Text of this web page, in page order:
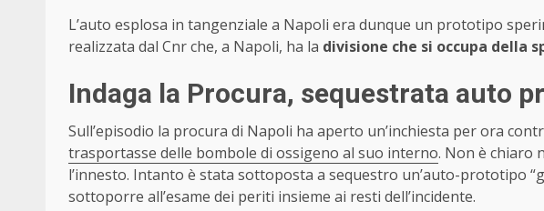
L’auto esplosa in tangenziale a Napoli era dunque un prototipo
realizzata dal Cnr che, a Napoli, ha la divisione che si occupa della
Indaga la Procura, sequestrata auto
Sull’episodio la procura di Napoli ha aperto un’inchiesta per ora
trasportasse delle bombole di ossigeno al suo interno. Non è chiaro
l’innesto. Intanto è stata sottoposta a sequestro un’auto-prototipo
sottoporre all’esame dei periti insieme ai resti dell’incidente.